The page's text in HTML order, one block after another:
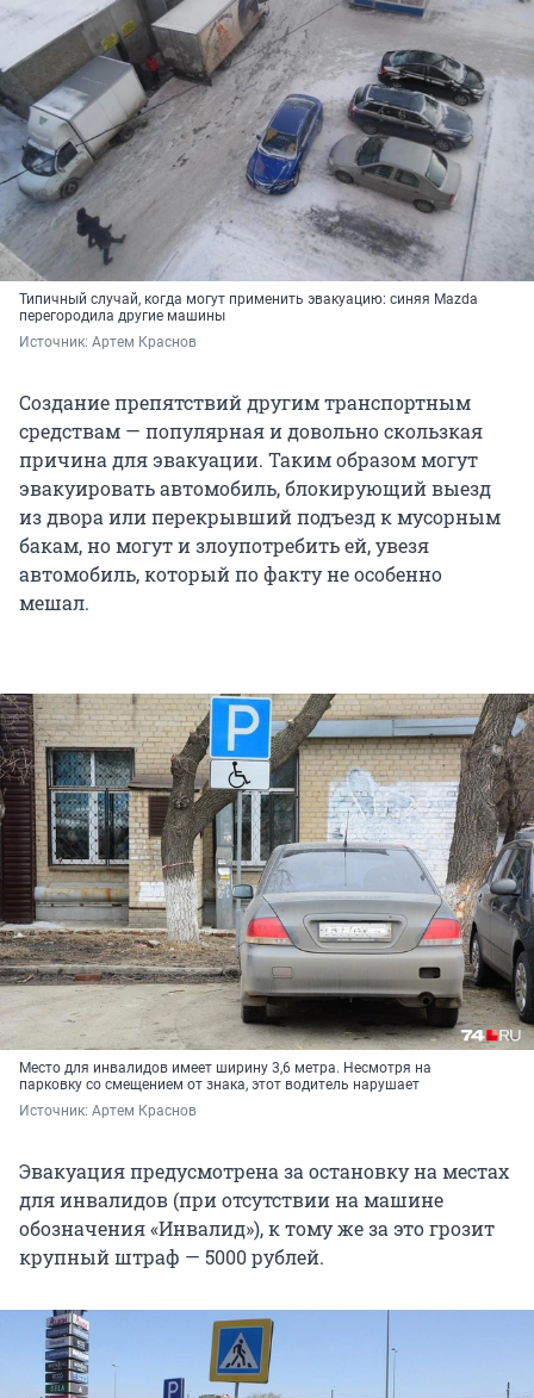
Типичный случай, когда могут применить эвакуацию: синяя Mazda
перегородила другие машины
Источник: Артем Краснов
Создание препятствий другим транспортным
средствам — популярная и довольно скользкая
причина для эвакуации. Таким образом могут
эвакуировать автомобиль, блокирующий выезд
из двора или перекрывший подъезд к мусорным
бакам, но могут и злоупотребить ей, увезя
автомобиль, который по факту не особенно
мешал.
Место для инвалидов имеет ширину 3,6 метра. Несмотря на
парковку со смещением от знака, этот водитель нарушает
Источник: Артем Краснов
Эвакуация предусмотрена за остановку на местах
для инвалидов (при отсутствии на машине
обозначения «Инвалид»), к тому же за это грозит
крупный штраф — 5000 рублей.